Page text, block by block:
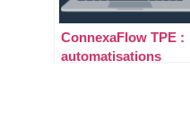
ConnexaFlow TPE :
automatisations